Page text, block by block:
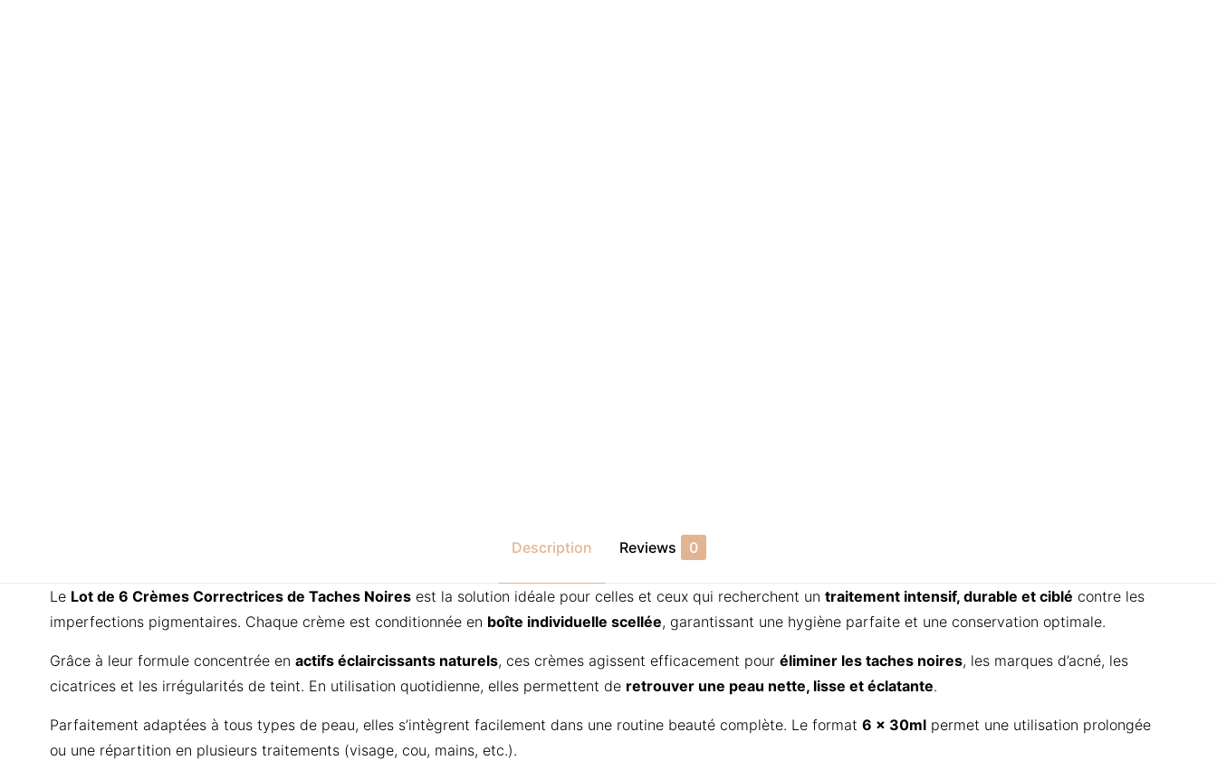
Description Reviews 0
Le Lot de 6 Crèmes Correctrices de Taches Noiresest la solution idéale pour celles et ceux qui recherchent un traitement intensif, durable et ciblé contre les
imperfections pigmentaires. Chaque crème est conditionnée en boîte individuelle scellée, garantissant une hygiène parfaite et une conservation optimale.
Grâce à leur formule concentrée en actifs éclaircissants naturels, ces crèmes agissent efficacement pour éliminer les taches noires, les marques d’acné, les
cicatrices et les irrégularités de teint. En utilisation quotidienne, elles permettent de retrouver une peau nette, lisse et éclatante.
Parfaitement adaptées à tous types de peau, elles s’intègrent facilement dans une routine beauté complète. Le format 6 x 30mlpermet une utilisation prolongée
ou une répartition en plusieurs traitements (visage, cou, mains, etc.).